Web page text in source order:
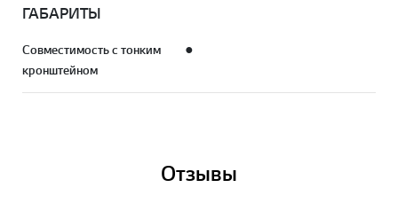
ГАБАРИТЫ
Совместимость с тонким
кронштейном
●
Отзывы